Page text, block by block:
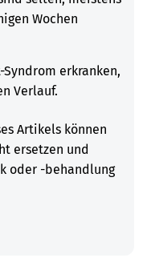
Wochen
erkranken,
Verlauf.
Artikels können
ersetzen und
oder -behandlung